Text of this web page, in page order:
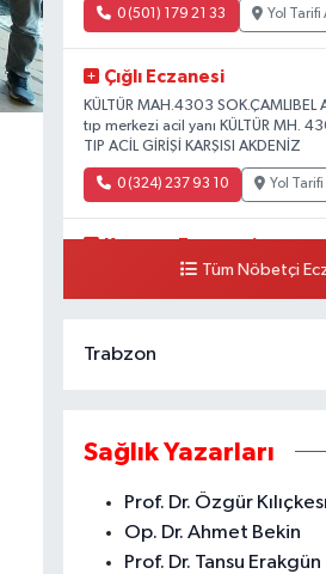
0 (501) 179 21 33 Yol Tarifi
Çığlı Eczanesi
KÜLTÜR MAH.4303
tıp merkezi acil yanı KÜLTÜR MH.
TIP ACİL GİRİŞİ KARŞISI AKDENİZ
0 (324) 237 93 10 Yol Tarifi
İHSANİYE MH. KUVAİ MİLLİYE CD.
HASTANESİ KARŞISI AKDENİZ
Tüm Nöbetçi
Trabzon
Sağlık Yazarları
Prof. Dr. Özgür
Op. Dr. Ahmet Bekin
Prof. Dr. Tansu Erakgün